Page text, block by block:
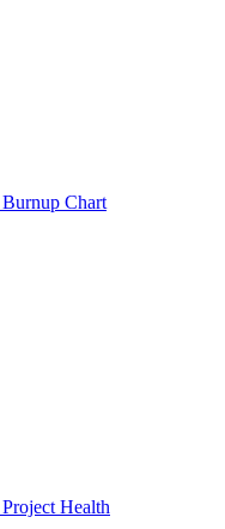
Burnup Chart
Project Health